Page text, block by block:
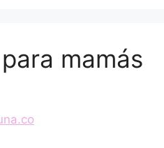
mamás